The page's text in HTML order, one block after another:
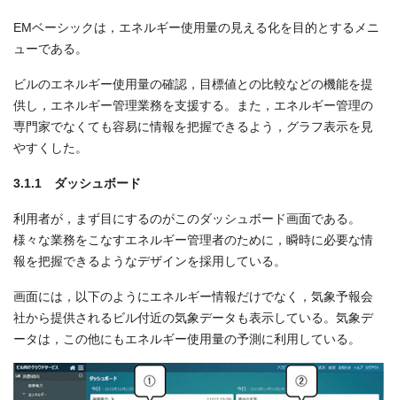
EMベーシックは，エネルギー使用量の見える化を目的とするメニ
ューである。
ビルのエネルギー使用量の確認，目標値との比較などの機能を提
供し，エネルギー管理業務を支援する。また，エネルギー管理の
専門家でなくても容易に情報を把握できるよう，グラフ表示を見
やすくした。
3.1.1 ダッシュボード
利用者が，まず目にするのがこのダッシュボード画面である。
様々な業務をこなすエネルギー管理者のために，瞬時に必要な情
報を把握できるようなデザインを採用している。
画面には，以下のようにエネルギー情報だけでなく，気象予報会
社から提供されるビル付近の気象データも表示している。気象デ
ータは，この他にもエネルギー使用量の予測に利用している。